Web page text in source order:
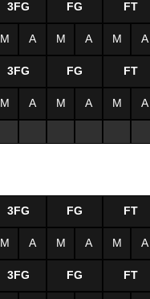
3FG FG FT
M A M A M A
3FG FG FT
M A M A M A
3FG FG FT
M A M A M A
3FG FG FT